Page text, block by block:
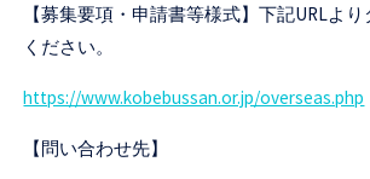
【募集要項・申請書等様式】下記URLよ
ください。
https://www.kobebussan.or.jp/overseas.php
【問い合わせ先】